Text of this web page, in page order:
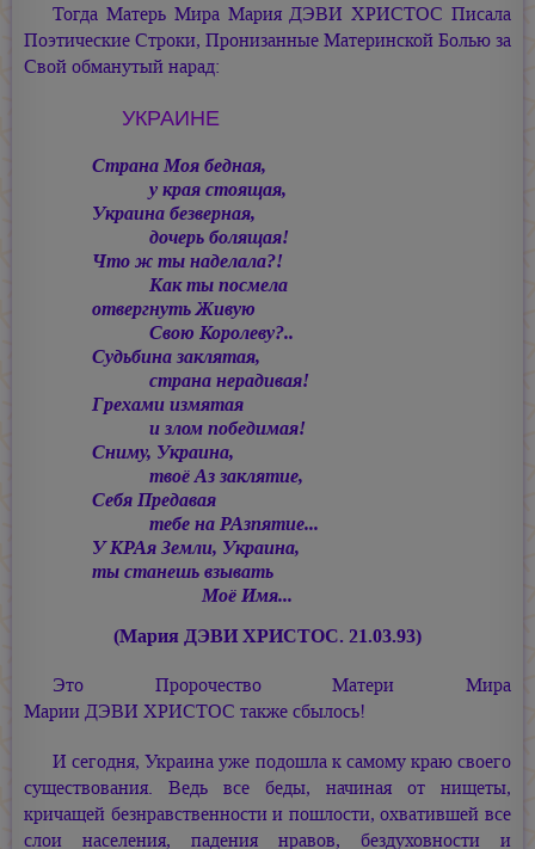
Тогда Матерь Мира Мария ДЭВИ ХРИСТОС Писала
Поэтические Строки, Пронизанные Материнской Болью за
Свой обманутый нарад:
УКРАИНЕ
Страна Моя бедная,
у края стоящая,
Украина безверная,
дочерь болящая!
Что ж ты наделала?!
Как ты посмела
отвергнуть Живую
Свою Королеву?..
Судьбина заклятая,
страна нерадивая!
Грехами измятая
и злом победимая!
Сниму, Украина,
твоё Аз заклятие,
Себя Предавая
тебе на РАзпятие...
У КРАя Земли, Украина,
ты станешь взывать
Моё Имя...
(Мария ДЭВИ ХРИСТОС. 21.03.93)
Это Пророчество Матери Мира
Марии ДЭВИ ХРИСТОС также сбылось!
И сегодня, Украина уже подошла к самому краю своего
существования. Ведь все беды, начиная от нищеты,
кричащей безнравственности и пошлости, охватившей все
слои населения, падения нравов, бездуховности и